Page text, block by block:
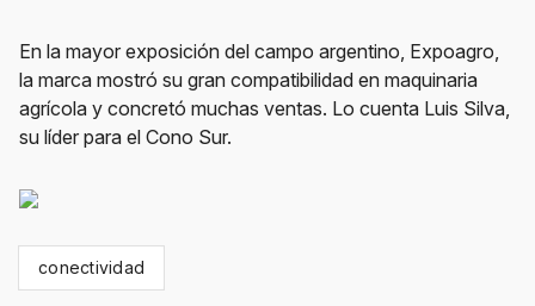
En la mayor exposición del campo argentino, Expoagro,
la marca mostró su gran compatibilidad en maquinaria
agrícola y concretó muchas ventas. Lo cuenta Luis Silva,
su líder para el Cono Sur.
conectividad